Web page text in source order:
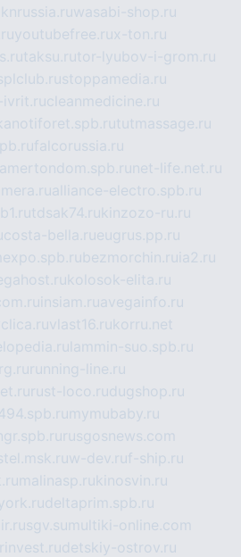
wasabi-shop.ru
youtubefree.rux-ton.ru
taksu.rutor-lyubov-i-grom.ru
stoppamedia.ru
ivrit.rucleanmedicine.ru
tutmassage.ru
falcorussia.ru
net-life.net.ru
alliance-electro.spb.ru
tdsak74.rukinzozo-ru.ru
costa-bella.rueugrus.pp.ru
bezmorchin.ru ia2.ru
kolosok-elita.ru
insiam.ruavegainfo.ru
vlast16.rukorru.net
lammin-suo.spb.ru
running-line.ru
rust-loco.rudugshop.ru
mymubaby.ru
ngr.spb.ru rusgosnews.com
w-dev.ruf-ship.ru
malinasp.rukinosvin.ru
deltaprim.spb.ru
sgv.su multiki-online.com
detskiy-ostrov.ru